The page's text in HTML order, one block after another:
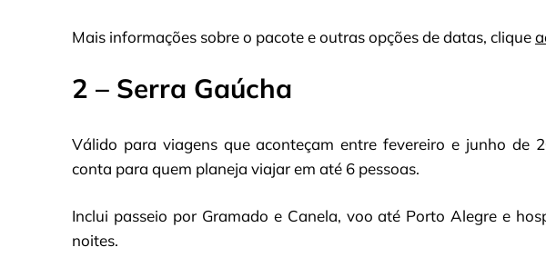
Mais informações sobre o pacote e outras opções de datas, clique
2 – Serra Gaúcha
Válido para viagens que aconteçam entre fevereiro e junho de
conta para quem planeja viajar em até 6 pessoas.
Inclui passeio por Gramado e Canela, voo até Porto Alegre e
noites.